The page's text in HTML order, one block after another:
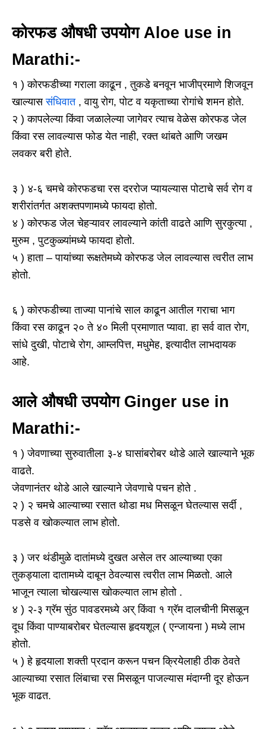
कोरफड औषधी उपयोग Aloe use in
Marathi:-
१ ) कोरफडीच्या गराला काढून , तुकडे बनवून भाजीप्रमाणे शिजवून
खाल्याससंधिवात, वायु रोग, पोट व यकृताच्या रोगांचे शमन होते.
२ ) कापलेल्या किंवा जळालेल्या जागेवर त्याच वेळेस कोरफड जेल
किंवा रस लावल्यास फोड येत नाही, रक्त थांबते आणि जखम
लवकर बरी होते.
३ ) ४-६ चमचे कोरफडचा रस दररोज प्यायल्यास पोटाचे सर्व रोग व
शरीरांतर्गत अशक्तपणामध्ये फायदा होतो.
४ ) कोरफड जेल चेहऱ्यावर लावल्याने कांती वाढते आणि सुरकुत्या ,
मुरुम , पुटकुळ्यांमध्ये फायदा होतो.
५ ) हाता – पायांच्या रूक्षतेमध्ये कोरफड जेल लावल्यास त्वरीत लाभ
होतो.
६ ) कोरफडीच्या ताज्या पानांचे साल काढून आतील गराचा भाग
किंवा रस काढून २० ते ४० मिली प्रमाणात प्यावा. हा सर्व वात रोग,
सांधे दुखी, पोटाचे रोग, आम्लपित्त, मधुमेह, इत्यादीत लाभदायक
आहे.
आले औषधी उपयोग Ginger use in
Marathi:-
१ ) जेवणाच्या सुरुवातीला ३-४ घासांबरोबर थोडे आले खाल्याने भूक
वाढते.
जेवणानंतर थोडे आले खाल्याने जेवणाचे पचन होते .
२ ) २ चमचे आल्याच्या रसात थोडा मध मिसळून घेतल्यास सर्दी ,
पडसे व खोकल्यात लाभ होतो.
३ ) जर थंडीमुळे दातांमध्ये दुखत असेल तर आल्याच्या एका
तुकड्याला दातामध्ये दाबून ठेवल्यास त्वरीत लाभ मिळतो. आले
भाजून त्याला चोखल्यास खोकल्यात लाभ होतो .
४ ) २-३ ग्रॅम सुंठ पावडरमध्ये अर् किंवा १ ग्रॅम दालचीनी मिसळून
दूध किंवा पाण्याबरोबर घेतल्यास हृदयशूल ( एन्जायना ) मध्ये लाभ
होतो.
५ ) हे हृदयाला शक्ती प्रदान करून पचन क्रियेलाही ठीक ठेवते
आल्याच्या रसात लिंबाचा रस मिसळून पाजल्यास मंदाग्नी दूर होऊन
भूक वाढत.